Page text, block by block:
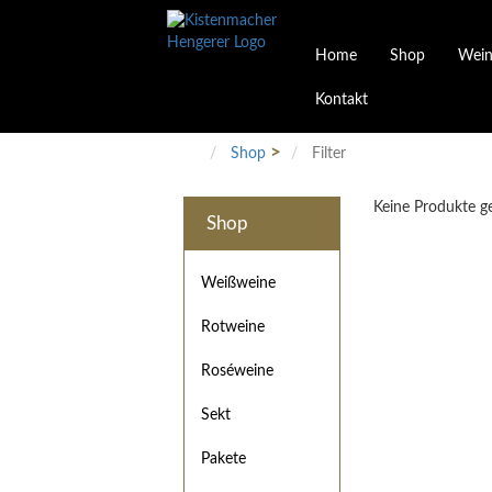
Home Shop
Weißweine
Roséweine
Junges Schwaben
Veranstaltungen
Kontakt
Shop Filter
Shop
Weißweine
Rotweine
Roséweine
Sekt
Pakete
Keine Produkte